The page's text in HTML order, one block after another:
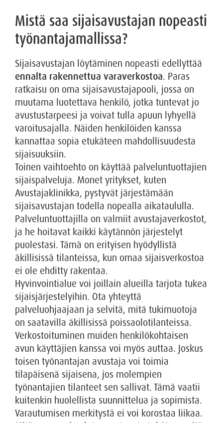
Mistä saa sijaisavustajan nopeasti
työnantajamallissa?
Sijaisavustajan löytäminen nopeasti edellyttää
ennalta rakennettua varaverkostoa. Paras
ratkaisu on oma sijaisavustajapooli, jossa on
muutama luotettava henkilö, jotka tuntevat jo
avustustarpeesi ja voivat tulla apuun lyhyellä
varoitusajalla. Näiden henkilöiden kanssa
kannattaa sopia etukäteen mahdollisuudesta
sijaisuuksiin.
Toinen vaihtoehto on käyttää palveluntuottajien
sijaispalveluja. Monet yritykset, kuten
Avustajaklinikka, pystyvät järjestämään
sijaisavustajan todella nopealla aikataululla.
Palveluntuottajilla on valmiit avustajaverkostot,
ja he hoitavat kaikki käytännön järjestelyt
puolestasi. Tämä on erityisen hyödyllistä
äkillisissä tilanteissa, kun omaa sijaisverkostoa
ei ole ehditty rakentaa.
Hyvinvointialue voi joillain alueilla tarjota tukea
sijaisjärjestelyihin. Ota yhteyttä
palveluohjaajaan ja selvitä, mitä tukimuotoja
on saatavilla äkillisissä poissaolotilanteissa.
Verkostoituminen muiden henkilökohtaisen
avun käyttäjien kanssa voi myös auttaa. Joskus
toisen työnantajan avustaja voi toimia
tilapäisenä sijaisena, jos molempien
työnantajien tilanteet sen sallivat. Tämä vaatii
kuitenkin huolellista suunnittelua ja sopimista.
Varautumisen merkitystä ei voi korostaa liikaa.